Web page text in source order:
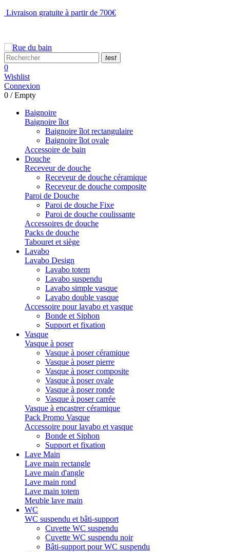
Livraison gratuite à partir de 700€
test
0
Wishlist
Connexion
0 /Empty
Baignoire
Baignoire îlot
Baignoire îlot rectangulaire
Baignoire îlot ovale
Accessoire de bain
Douche
Receveur de douche
Receveur de douche céramique
Receveur de douche composite
Paroi de Douche
Paroi de douche Fixe
Paroi de douche coulissante
Accessoires de douche
Packs de douche
Tabouret et siège
Lavabo
Lavabo Design
Lavabo totem
Lavabo suspendu
Lavabo simple vasque
Lavabo double vasque
Accessoire pour lavabo et vasque
Bonde et Siphon
Support et fixation
Vasque
Vasque à poser
Vasque à poser céramique
Vasque à poser pierre
Vasque à poser composite
Vasque à poser ovale
Vasque à poser ronde
Vasque à poser carrée
Vasque à encastrer céramique
Pack Promo Vasque
Accessoire pour lavabo et vasque
Bonde et Siphon
Support et fixation
Lave Main
Lave main rectangle
Lave main d'angle
Lave main rond
Lave main totem
Meuble lave main
WC
WC suspendu et bâti-support
Cuvette WC suspendu
Cuvette WC suspendu noir
Bâti-support pour WC suspendu